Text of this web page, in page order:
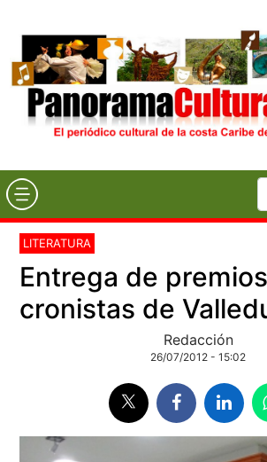
LITERATURA
Entrega de
cronistas de
Redacción
26/07/2012 - 15:02